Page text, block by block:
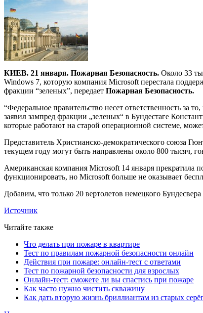
КИЕВ. 21 января. Пожарная Безопасность. Около 33
Windows 7, которую компания Microsoft перестала
фракции “зеленых”, передает Пожарная Безопасность.
“Федеральное правительство несет ответственность
заявил зампред фракции „зеленых“ в Бундестаге
которые работают на старой операционной системе,
Представитель Христианско-демократического союза
текущем году могут быть направлены около 800 тысяч,
Американская компания Microsoft 14 января прекратила
функционировать, но Microsoft больше не оказывает
Добавим, что только 20 вертолетов немецкого
Источник
Читайте также
Что делать при пожаре в квартире
Тест по правилам пожарной безопасности онлайн
Действия при пожаре: онлайн-тест с ответами
Тест по пожарной безопасности для взрослых
Онлайн-тест: сможете ли вы спастись при пожаре
Как часто нужно чистить скважину
Как дать вторую жизнь бриллиантам из старых